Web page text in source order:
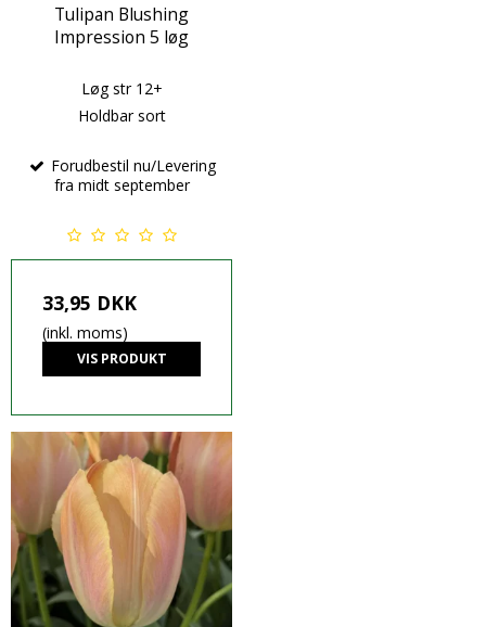
Tulipan Blushing
Impression 5 løg
Løg str 12+
Holdbar sort
Forudbestil nu/Levering
fra midt september
33,95 DKK
(inkl. moms)
VIS PRODUKT